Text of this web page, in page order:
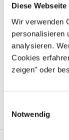
Diese
Wir verwenden
personalisieren
analysieren.
Cookies
zeigen" oder
Notwendig
Na życzenie
rozwiązania i
kolory naszych
Dostawa:
Zamówienia,
standardowej